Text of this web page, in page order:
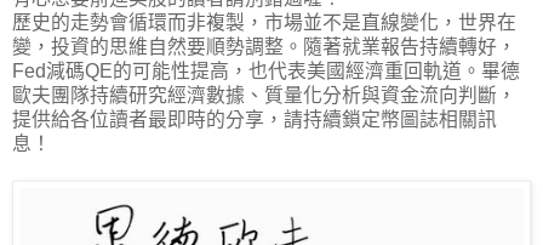
歷史的走勢會循環而非複製，市場並不是直線變化，世界在
變，投資的思維自然要順勢調整。隨著就業報告持續轉好，
Fed減碼QE的可能性提高，也代表美國經濟重回軌道。畢德
歐夫團隊持續研究經濟數據、質量化分析與資金流向判斷，
提供給各位讀者最即時的分享，請持續鎖定幣圖誌相關訊
息！